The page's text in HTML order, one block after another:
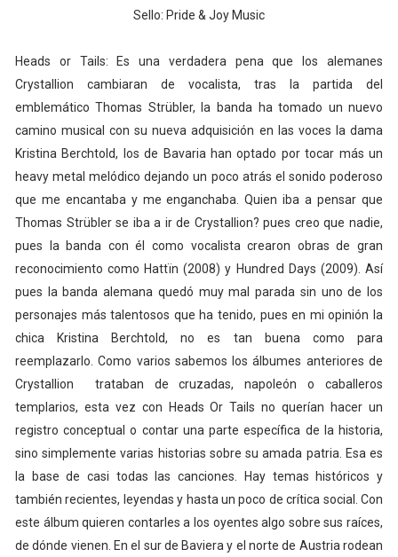
Sello: Pride & Joy Music
Heads or Tails: Es una verdadera pena que los alemanes
Crystallion cambiaran de vocalista, tras la partida del
emblemático Thomas Strübler, la banda ha tomado un nuevo
camino musical con su nueva adquisición en las voces la dama
Kristina Berchtold, los de Bavaria han optado por tocar más un
heavy metal melódico dejando un poco atrás el sonido poderoso
que me encantaba y me enganchaba. Quien iba a pensar que
Thomas Strübler se iba a ir de Crystallion? pues creo que nadie,
pues la banda con él como vocalista crearon obras de gran
reconocimiento como Hattïn (2008) y Hundred Days (2009). Así
pues la banda alemana quedó muy mal parada sin uno de los
personajes más talentosos que ha tenido, pues en mi opinión la
chica Kristina Berchtold, no es tan buena como para
reemplazarlo. Como varios sabemos los álbumes anteriores de
Crystallion trataban de cruzadas, napoleón o caballeros
templarios, esta vez con Heads Or Tails no querían hacer un
registro conceptual o contar una parte específica de la historia,
sino simplemente varias historias sobre su amada patria. Esa es
la base de casi todas las canciones. Hay temas históricos y
también recientes, leyendas y hasta un poco de crítica social. Con
este álbum quieren contarles a los oyentes algo sobre sus raíces,
de dónde vienen. En el sur de Baviera y el norte de Austria rodean